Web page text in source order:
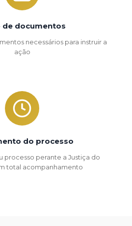
de documentos
necessários para instruir a
ação
do processo
processo perante a Justiça do
total acompanhamento